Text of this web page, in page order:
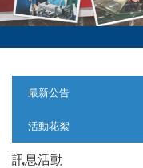
最新公告
活動花絮
訊息活動